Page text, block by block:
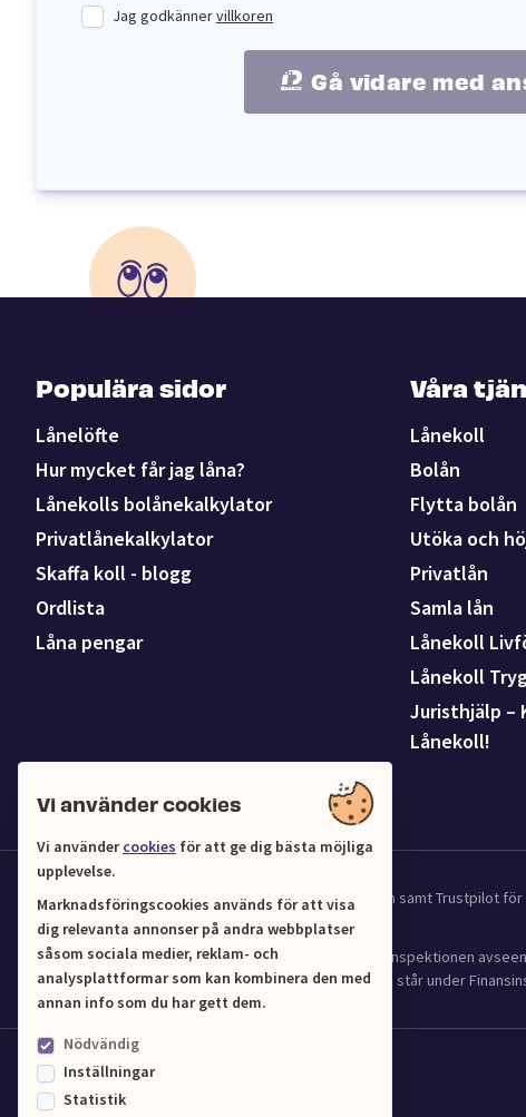
Vi använder cookies
Vi användercookies för att ge dig bästa möjliga
upplevelse.
Marknadsföringscookies används för att visa
dig relevanta annonser på andra webbplatser
såsom sociala medier, reklam- och
analysplattformar som kan kombinera den med
annan info som du har gett dem.
Nödvändig
Inställningar
Statistik
Jag godkännervillkoren
Gå vidare med
Populära sidor
Lånelöfte
Hur mycket får jag låna?
Lånekolls bolånekalkylator
Privatlånekalkylator
Skaffa koll - blogg
Ordlista
Låna pengar
Våra
Lånekoll
Bolån
Flytta bolån
Utöka och
Privatlån
Samla lån
Lånekoll
Lånekoll
Juristhjälp –
Lånekoll!
Vi samarbetar med UC för kredit och affärsinformation samt Trustpilot för
Lånekoll (Org.nr 556961-4216) har tillstånd från Finansinspektionen
(2016:1024) om verksamhet med bostadskrediter och står under